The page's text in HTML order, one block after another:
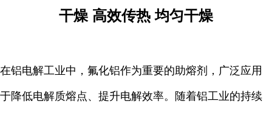
干燥 高效传热 均匀干燥
在铝电解工业中，氟化铝作为重要的助熔剂，广泛应用
于降低电解质熔点、提升电解效率。随着铝工业的持续